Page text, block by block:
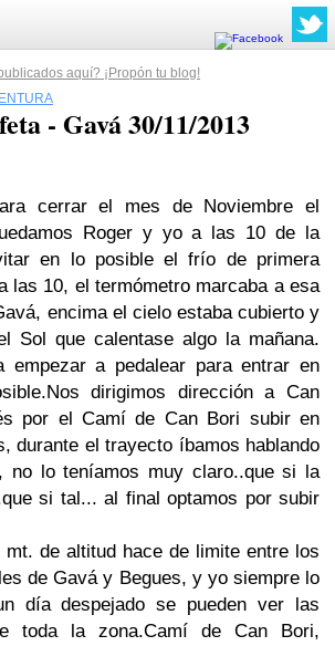
aquí? ¡Propón tu blog!
- Gavá 30/11/2013
cerrar el mes de Noviembre el
Roger y yo a las 10 de la
en lo posible el frío de primera
las 10, el termómetro marcaba a esa
encima el cielo estaba cubierto y
Sol que calentase algo la mañana.
empezar a pedalear para entrar en
dirigimos dirección a Can
por el Camí de Can Bori subir en
durante el trayecto íbamos hablando
no lo teníamos muy claro..que si la
si tal... al final optamos por subir
mt. de altitud hace de limite entre los
de Gavá y Begues, y yo siempre lo
día despejado se pueden ver las
toda la zona.Camí de Can Bori,